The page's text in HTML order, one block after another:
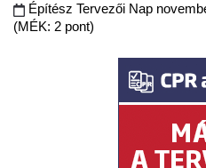
Építész Tervezői Nap
(MÉK: 2 pont)